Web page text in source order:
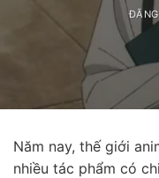
Năm nay, thế giới
nhiều tác phẩm có